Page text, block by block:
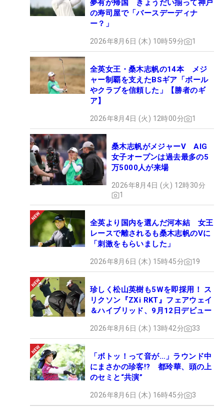
夢有が帰国 きょうだい揃って神戸
の寿司屋で「バースデーディナ
ー？」
2026年8月6日 (木) 10時59分 1
全英女王・桑木志帆の14本 メジ
ャー制覇を支えたBSギア「ボール
やクラブを信頼した」【勝者のギ
ア】
2026年8月4日 (火) 12時00分 1
桑木志帆がメジャーV AIG
女子オープンは過去最多の5
万5000人が来場
2026年8月4日 (火) 12時30分
1
全英より国内を選んだ河本結 女王
レースで離されるも桑木志帆のVに
「刺激をもらいました」
2026年8月6日 (木) 15時45分 19
珍しく松山英樹も5Wを即採用！ ス
リクソン『ZXi RKT』フェアウェイ
＆ハイブリッド、9月12日デビュー
2026年8月6日 (木) 13時42分 33
「ボトッ！って音が…」ラウンド中
にまさかの珍客!? 都玲華、頭の上
のセミと“共演”
2026年8月6日 (木) 16時45分 3